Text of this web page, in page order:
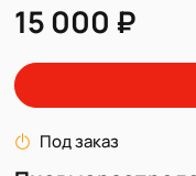
15 000 ₽
Под заказ